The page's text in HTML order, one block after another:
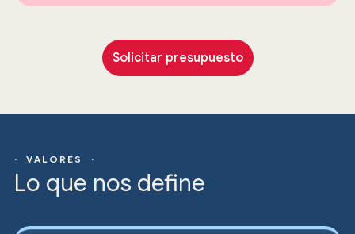
Solicitar presupuesto
· VALORES ·
Lo que nos define